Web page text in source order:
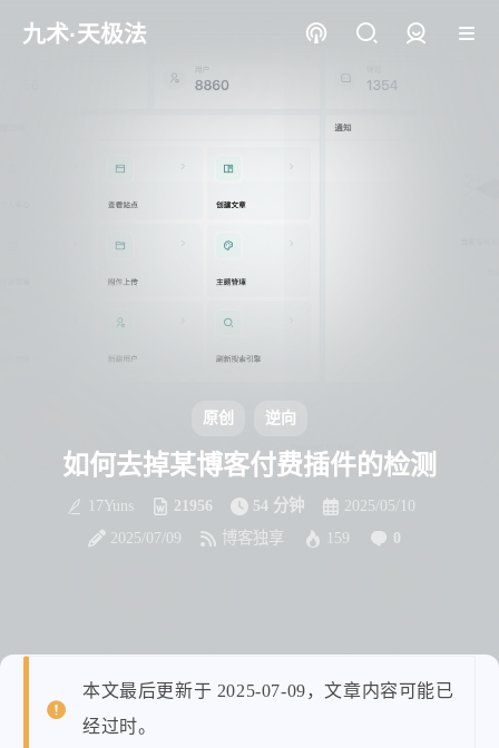
九术·天极法
原创 逆向
如何去掉某博客付费插件的检测
17Yuns 21956 54 分钟
2025/05/10
2025/07/09
博客独享 159 0
本文最后更新于 2025-07-09，文章内容可能已
经过时。